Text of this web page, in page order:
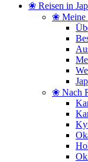
❀ Reisen in
❀ Meine
❀ Nach